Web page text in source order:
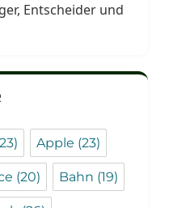
Entscheider und
Apple (23)
(20) Bahn (19)